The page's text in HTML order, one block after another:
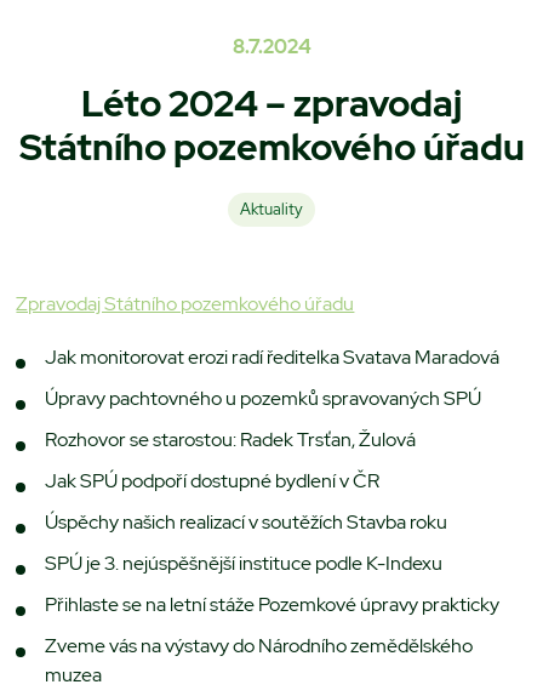
8.7.2024
Léto 2024 – zpravodaj
Státního pozemkového úřadu
Aktuality
Zpravodaj Státního pozemkového úřadu
Jak monitorovat erozi radí ředitelka Svatava Maradová
Úpravy pachtovného u pozemků spravovaných SPÚ
Rozhovor se starostou: Radek Trsťan, Žulová
Jak SPÚ podpoří dostupné bydlení v ČR
Úspěchy našich realizací v soutěžích Stavba roku
SPÚ je 3. nejúspěšnější instituce podle K-Indexu
Přihlaste se na letní stáže Pozemkové úpravy prakticky
Zveme vás na výstavy do Národního zemědělského
muzea